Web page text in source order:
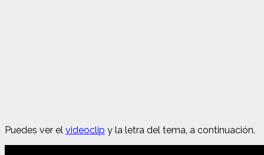
Puedes ver el videoclip y la letra del tema, a continuación.